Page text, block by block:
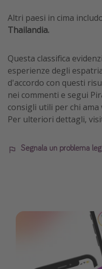
Altri paesi in cima
Thailandia.
Questa classifica
esperienze degli
d'accordo con questi
nei commenti e segui
consigli utili per chi
Per ulteriori dettagli,
Segnala un problema